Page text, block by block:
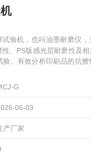
试验机，也叫油墨耐磨仪，
、PS版感光层耐磨性及
。有效分析印刷品的抗擦
G
06-03
产厂家